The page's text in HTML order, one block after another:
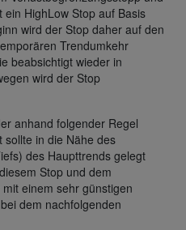
HighLow Stop auf Basis
wird der Stop daher auf den
Trendumkehr
beabsichtigt wieder in
wird der Stop
anhand folgender Regel
sollte in die Nähe des
des Haupttrends gelegt
Stop und dem
einem sehr günstigen
dem nachfolgenden